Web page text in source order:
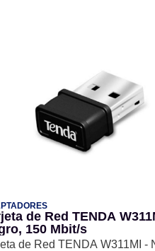
de Red TENDA
150 Mbit/s
de Red TENDA W311MI -